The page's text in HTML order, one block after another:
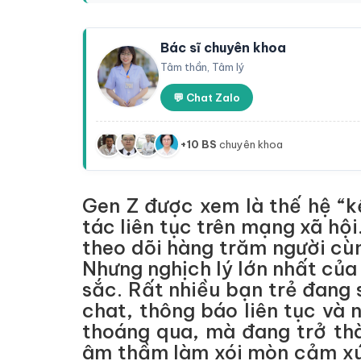
Bác sĩ chuyên khoa
Tâm thần, Tâm lý
💬 Chat Zalo
+10 BS chuyên khoa
Gen Z được xem là thế hệ
tác liên tục trên mạng xã
theo dõi hàng trăm người
Nhưng nghịch lý lớn nhất
sắc. Rất nhiều bạn trẻ đang
chat, thông báo liên tục và
thoáng qua, mà đang trở
âm thầm làm xói mòn cảm